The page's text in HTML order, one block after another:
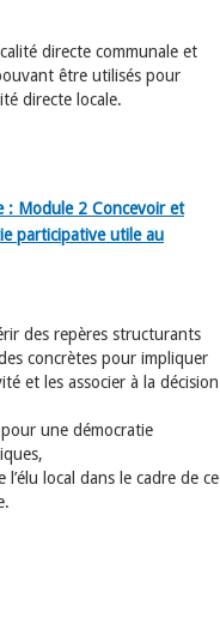
directe communale et
être utilisés pour
directe locale.
: Module 2 Concevoir et
participative utile au
des repères structurants
concrètes pour impliquer
et les associer à la décision
une démocratie
local dans le cadre de ce